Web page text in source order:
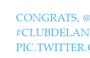
CONGRATS,